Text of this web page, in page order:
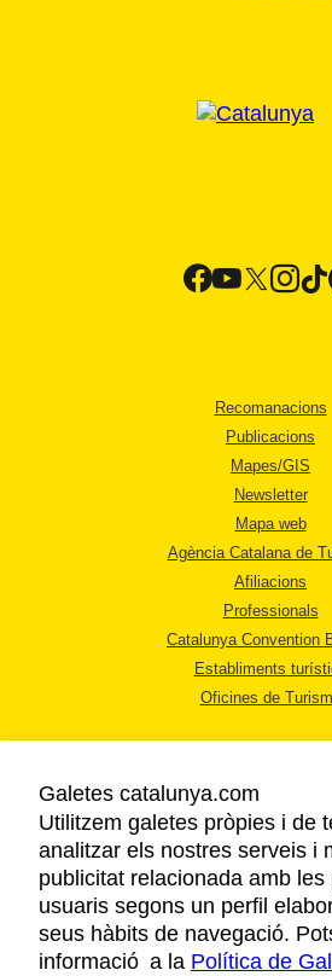
Recomanacions
Publicacions
Mapes/GIS
Newsletter
Mapa web
Agència Catalana de
Afiliacions
Professionals
Catalunya Convention
Establiments
Oficines de
AVÍS LEGAL
POLÍTICA DE
COOKIES
ACCESSIBILITAT
Galetes catalunya.com
Utilitzem galetes pròpies i de
analitzar els nostres serveis i
publicitat relacionada amb
usuaris segons un perfil
seus hàbits de navegació.
informació a la Política de